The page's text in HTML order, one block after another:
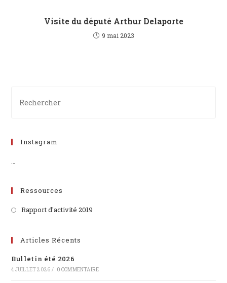
Visite du député Arthur Delaporte
9 mai 2023
Instagram
…
Ressources
Rapport d'activité 2019
Articles Récents
Bulletin été 2026
4 JUILLET 2026 / 0 COMMENTAIRE